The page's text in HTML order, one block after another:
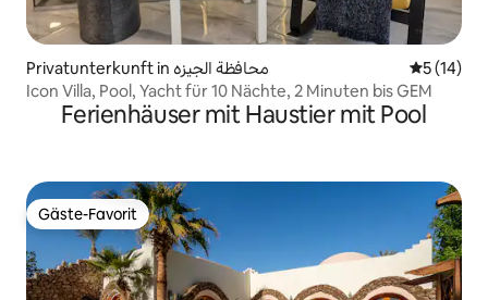
Privatunterkunft in محافظة الجيزه
5 (14)
Icon Villa, Pool, Yacht für 10 Nächte, 2 Minuten bis GEM
Ferienhäuser mit Haustier mit Pool
Gäste-Favorit
Gäste-Favorit